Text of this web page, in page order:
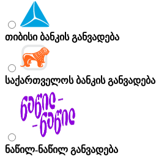
თიბისი ბანკის განვადება
საქართველოს ბანკის განვადება
ნაწილ-ნაწილ განვადება